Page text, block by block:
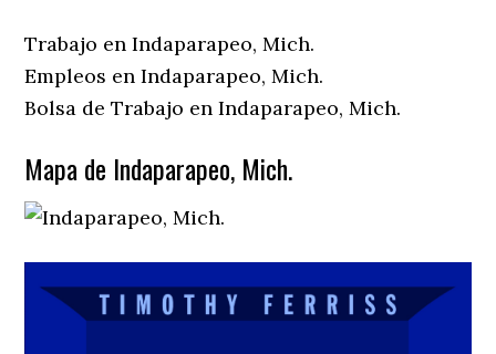
Trabajo en Indaparapeo, Mich.
Empleos en Indaparapeo, Mich.
Bolsa de Trabajo en Indaparapeo, Mich.
Mapa de Indaparapeo, Mich.